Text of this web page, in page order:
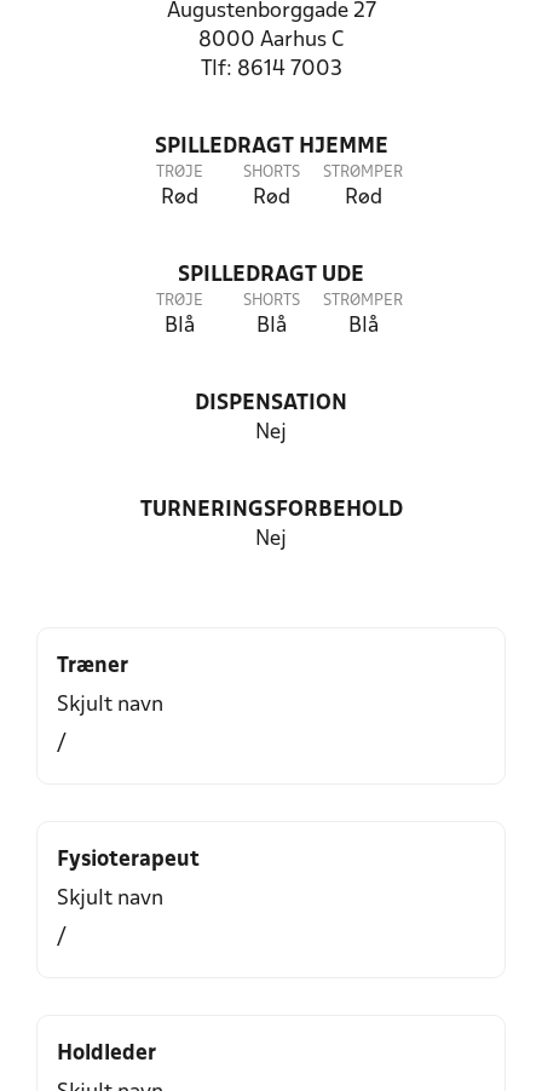
Augustenborggade 27
8000 Aarhus C
Tlf: 8614 7003
SPILLEDRAGT HJEMME
TRØJE
Rød
SHORTS
Rød
STRØMPER
Rød
SPILLEDRAGT UDE
TRØJE
Blå
SHORTS
Blå
STRØMPER
Blå
DISPENSATION
Nej
TURNERINGSFORBEHOLD
Nej
Træner
Skjult navn
/
Fysioterapeut
Skjult navn
/
Holdleder